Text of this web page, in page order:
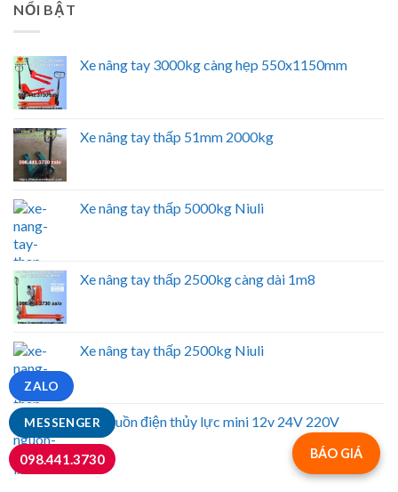
NỔI BẬT
Xe nâng tay 3000kg càng hẹp 550x1150mm
Xe nâng tay thấp 51mm 2000kg
Xe nâng tay thấp 5000kg Niuli
Xe nâng tay thấp 2500kg càng dài 1m8
Xe nâng tay thấp 2500kg Niuli
Bộ nguồn điện thủy lực mini 12v 24V 220V
BÁO GIÁ
MESSENGER
ZALO
098.441.3730